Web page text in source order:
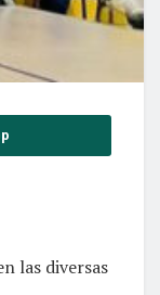
las diversas